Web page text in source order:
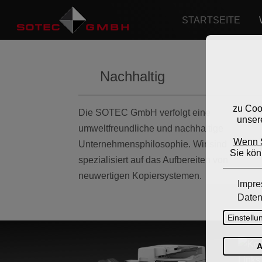
STARTSEITE
Nachhaltig
Die SOTEC GmbH verfolgt eine
umweltfreundliche und nachhaltige
Unternehmensphilosophie. Wir sind
spezialisiert auf das Aufbereiten von
neuwertigen Kopiersystemen.